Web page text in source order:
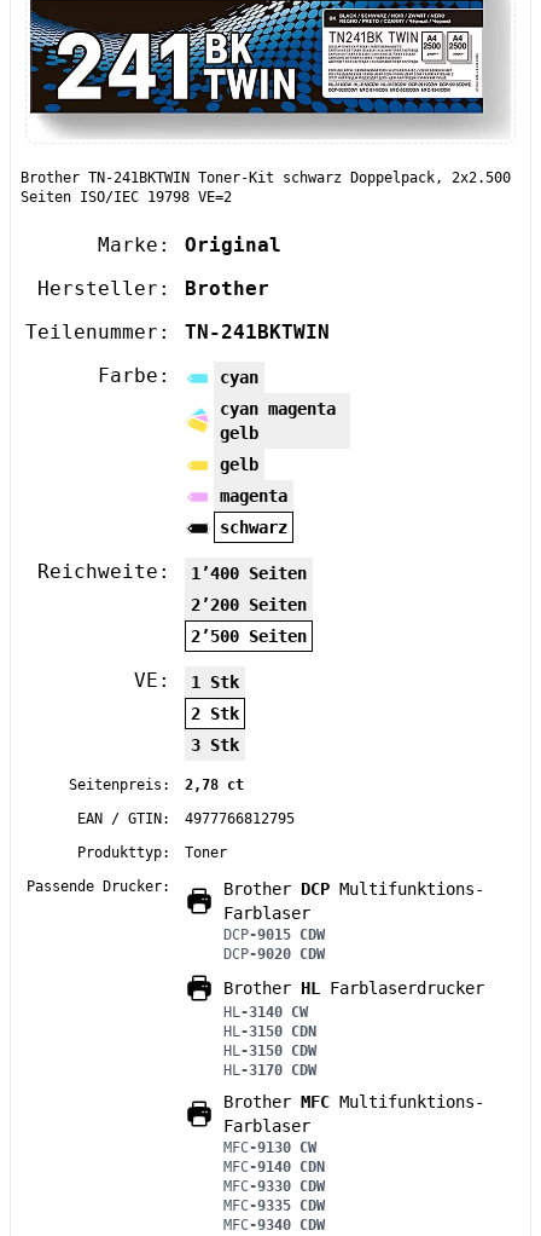
Brother TN-241BKTWIN Toner-Kit schwarz Doppelpack, 2x2.500
Seiten ISO/IEC 19798 VE=2
Marke:
Original
Hersteller:
Brother
Teilenummer:
TN-241BKTWIN
Farbe:
cyan
cyan magenta
gelb
gelb
magenta
schwarz
Reichweite:
1’400 Seiten
2’200 Seiten
2’500 Seiten
VE:
1 Stk
2 Stk
3 Stk
Seitenpreis:
2,78 ct
EAN / GTIN:
4977766812795
Produkttyp:
Toner
Passende Drucker:
Brother DCP Multifunktions-
Farblaser
DCP-9015 CDW
DCP-9020 CDW
Brother HL Farblaserdrucker
HL-3140 CW
HL-3150 CDN
HL-3150 CDW
HL-3170 CDW
Brother MFC Multifunktions-
Farblaser
MFC-9130 CW
MFC-9140 CDN
MFC-9330 CDW
MFC-9335 CDW
MFC-9340 CDW